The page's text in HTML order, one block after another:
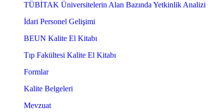
TÜBİTAK Üniversitelerin Alan Bazında Yetkinlik Analizi
İdari Personel Gelişimi
BEUN Kalite El Kitabı
Tıp Fakültesi Kalite El Kitabı
Formlar
Kalite Belgeleri
Mevzuat